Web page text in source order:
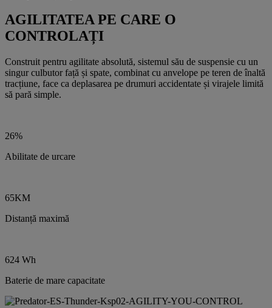
AGILITATEA PE CARE O
CONTROLAȚI
Construit pentru agilitate absolută, sistemul său de suspensie cu un
singur culbutor față și spate, combinat cu anvelope pe teren de înaltă
tracțiune, face ca deplasarea pe drumuri accidentate și virajele limită
să pară simple.
26%
Abilitate de urcare
65KM
Distanță maximă
624 Wh
Baterie de mare capacitate